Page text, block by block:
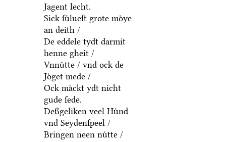
Jagent lecht.
Sick ſuͤlueſt grote moͤye
an deith /
De eddele tydt darmit
henne gheit /
Vnnuͤtte / vnd ock de
Joͤget mede /
Ock maͤckt ydt nicht
gude ſede.
Deßgeliken veel Huͤnd
vnd Seydenſpeel /
Bringen neen nuͤtte /